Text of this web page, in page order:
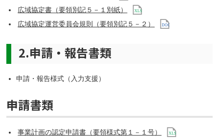
広域協定書（要領別記５－１別紙）
広域協定運営委員会規則（要領別記５－２）
2.申請・報告書類
申請・報告様式（入力支援）
申請書類
事業計画の認定申請書（要領様式第１－１号）